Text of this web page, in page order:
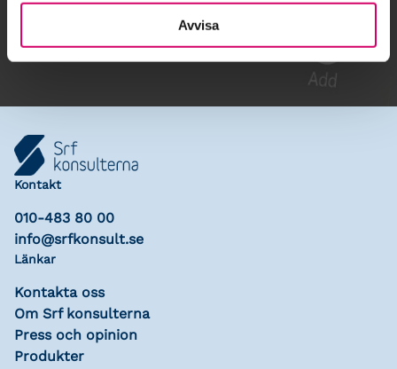
Avvisa
Lägg till i kalender
Kontakt
010-483 80 00
info@srfkonsult.se
Länkar
Kontakta oss
Om Srf konsulterna
Press och opinion
Produkter